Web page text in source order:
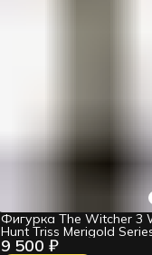
9 500 ₽
Фигурка The Witcher 3
Hunt Triss Merigold Series
см 0761568007589